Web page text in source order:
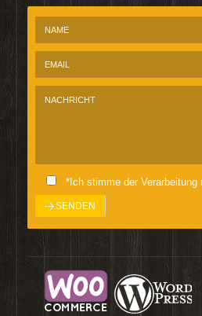
*Ich stimme der Verarbeitung